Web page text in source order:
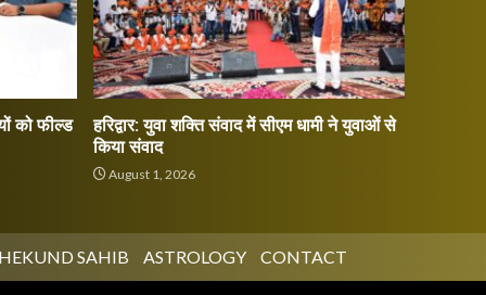
को फील्ड
हरिद्वार: युवा शक्ति संवाद में सीएम धामी ने युवाओं से
किया संवाद
August 1, 2026
SAHIB ASTROLOGY CONTACT